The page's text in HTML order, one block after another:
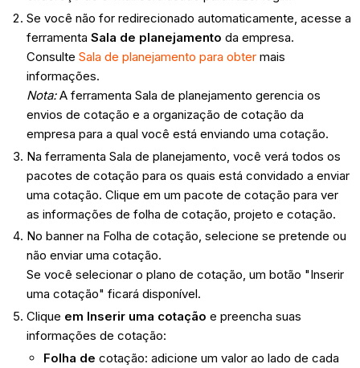
Se você não for redirecionado automaticamente, acesse a
ferramenta Sala de planejamento da empresa.
Consulte Sala de planejamento para obtermais
informações.
Nota:A ferramenta Sala de planejamento gerencia os
envios de cotação e a organização de cotação da
empresa para a qual você está enviando uma cotação.
Na ferramenta Sala de planejamento, você verá todos os
pacotes de cotação para os quais está convidado a enviar
uma cotação. Clique em um pacote de cotação para ver
as informações de folha de cotação, projeto e cotação.
No banner na Folha de cotação, selecione se pretende ou
não enviar uma cotação.
Se você selecionar o plano de cotação, um botão "Inserir
uma cotação" ficará disponível.
Clique em Inserir uma cotação e preencha suas
informações de cotação:
Folha de cotação: adicione um valor ao lado de cada